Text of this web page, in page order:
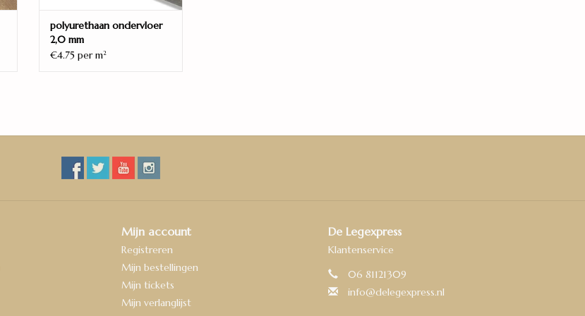
worden gelegd. Het krasbestendige oppervlak Diamond Pro en antistatische decorpapier ronden
de technische voordelen prachtig af.
polyurethaan ondervloer
2,0 mm
€4.75 per m2
Mijn account
Registreren
Mijn bestellingen
Mijn tickets
Mijn verlanglijst
De Legexpress
Klantenservice
06 81121309
info@delegexpress.nl